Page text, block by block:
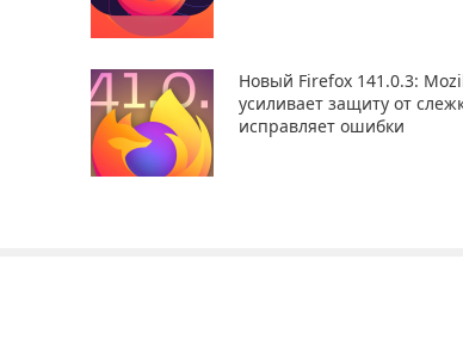
Новый Firefox 141.0.3:
усиливает защиту от
исправляет ошибки